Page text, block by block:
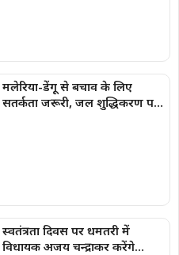
मलेरिया-डेंगू से बचाव के लिए
सतर्कता जरूरी, जल शुद्धिकरण पर
स्वतंत्रता दिवस पर धमतरी में
विधायक अजय चन्द्राकर करेंगे